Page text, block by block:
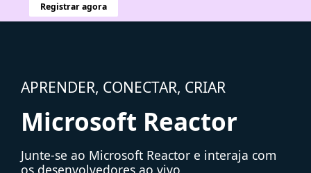
Registrar agora
APRENDER, CONECTAR, CRIAR
Microsoft Reactor
Junte-se ao Microsoft Reactor e interaja com
os desenvolvedores ao vivo